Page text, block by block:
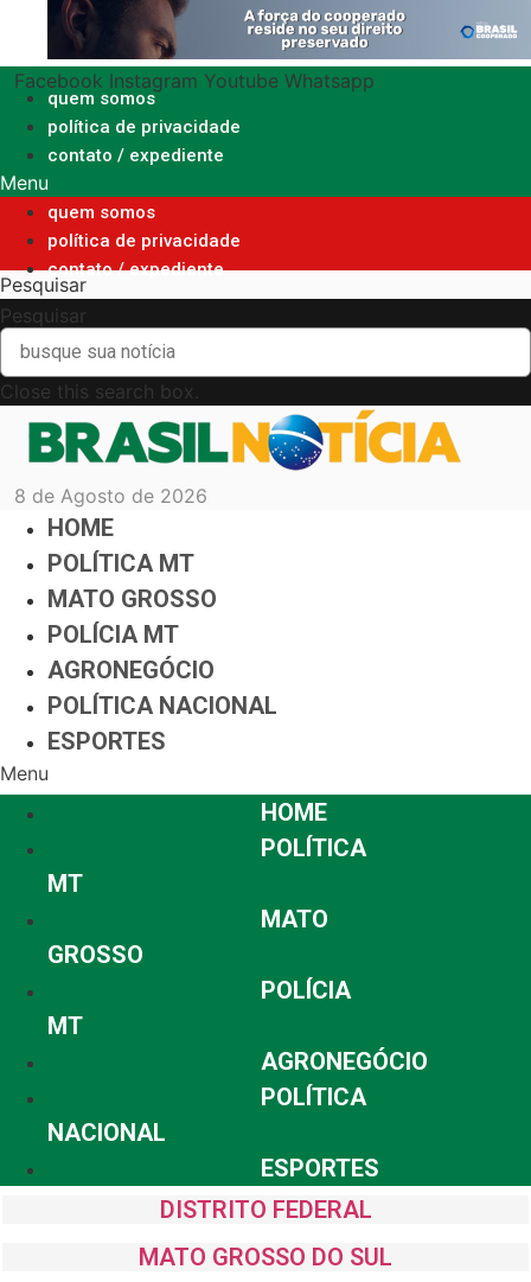
o
conteúdo
Facebook Instagram Youtube Whatsapp
quem somos
política de privacidade
contato / expediente
Menu
quem somos
política de privacidade
contato / expediente
Pesquisar
Pesquisar
Close this search box.
8 de Agosto de 2026
HOME
POLÍTICA MT
MATO GROSSO
POLÍCIA MT
AGRONEGÓCIO
POLÍTICA NACIONAL
ESPORTES
Menu
HOME
POLÍTICA
MT
MATO
GROSSO
POLÍCIA
MT
AGRONEGÓCIO
POLÍTICA
NACIONAL
ESPORTES
DISTRITO FEDERAL
MATO GROSSO DO SUL